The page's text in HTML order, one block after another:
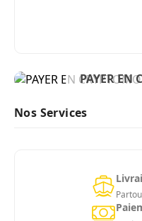
PAYER EN
Nos Services